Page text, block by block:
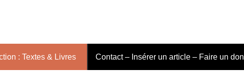
: Textes & Livres Contact – Insérer un article – Faire un don